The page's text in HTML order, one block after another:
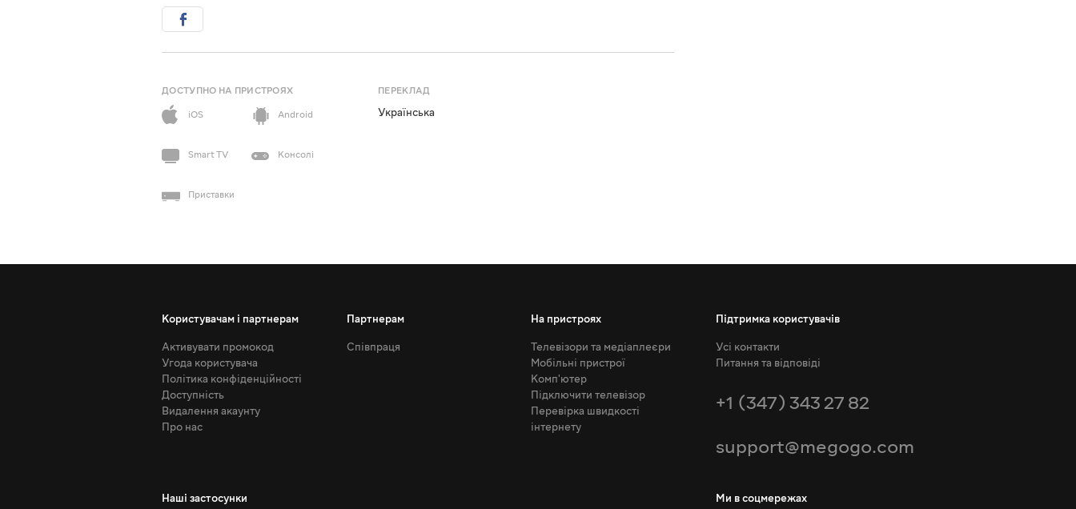
ДОСТУПНО НА ПРИСТРОЯХ
iOS
Android
Smart TV Консолі
Приставки
ПЕРЕКЛАД
Українська
Користувачам і партнерам
Активувати промокод
Угода користувача
Політика конфіденційності
Доступність
Видалення акаунту
Про нас
Партнерам
Співпраця
На пристроях
Телевізори та медіаплеєри
Мобільні пристрої
Комп'ютер
Підключити телевізор
Перевірка швидкості
інтернету
Підтримка користувачів
Усі контакти
Питання та відповіді
+1 (347) 343 27 82
support@megogo.com
Наші застосунки Ми в соцмережах